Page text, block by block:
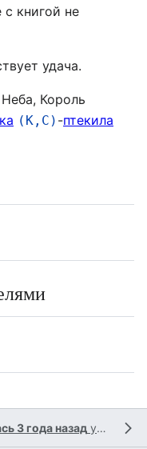
с книгой не
удача.
Король
(К,С) -птекила
3 года назад участником